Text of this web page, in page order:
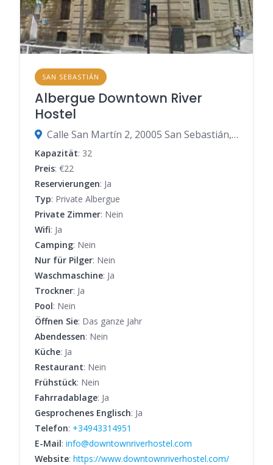
SAN SEBASTIÁN
Albergue Downtown River
Hostel
Calle San Martín 2, 20005 San Sebastián, Gipuzkoa, Spanien
Kapazität: 32
Preis: €22
Reservierungen: Ja
Typ: Private Albergue
Private Zimmer: Nein
Wifi: Ja
Camping: Nein
Nur für Pilger: Nein
Waschmaschine: Ja
Trockner: Ja
Pool: Nein
Öffnen Sie: Das ganze Jahr
Abendessen: Nein
Küche: Ja
Restaurant: Nein
Frühstück: Nein
Fahrradablage: Ja
Gesprochenes Englisch: Ja
Telefon: +34943314951
E-Mail: info@downtownriverhostel.com
Website: https://www.downtownriverhostel.com/